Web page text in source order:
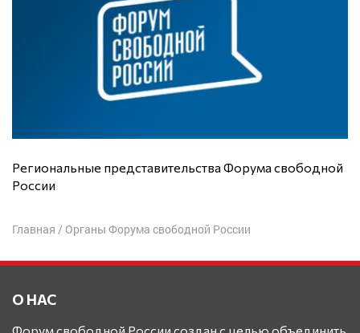
Региональные представительства Форума свободной
России
Главная / Органы Форума свободной России
О НАС